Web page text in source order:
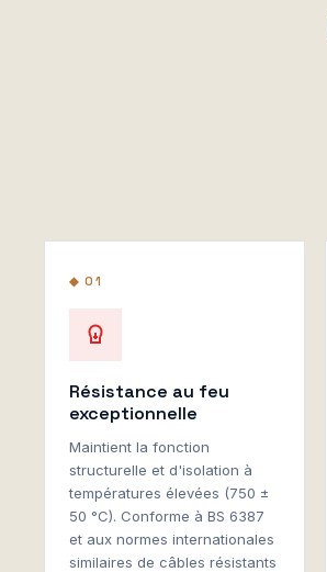
◆ 01
Résistance au feu
exceptionnelle
Maintient la fonction
structurelle et d'isolation à
températures élevées (750 ±
50 °C). Conforme à BS 6387
et aux normes internationales
similaires de câbles résistants